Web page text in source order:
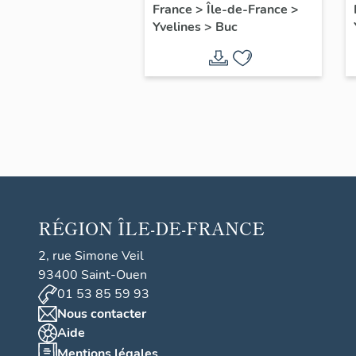
filles, actuellement
annexe de la mairie
France > Île-de-France >
Yvelines> Buc
RÉGION ÎLE-DE-FRANCE
2, rue Simone Veil
93400 Saint-Ouen
01 53 85 59 93
Nous contacter
Aide